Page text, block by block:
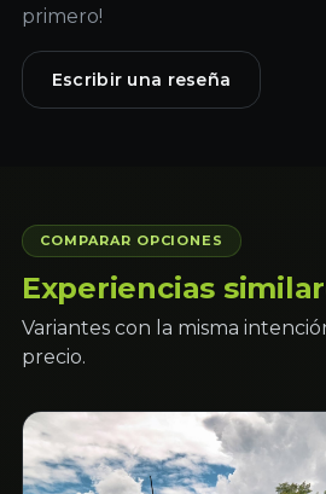
primero!
Escribir una reseña
COMPARAR OPCIONES
Experiencias
Variantes con la misma
precio.